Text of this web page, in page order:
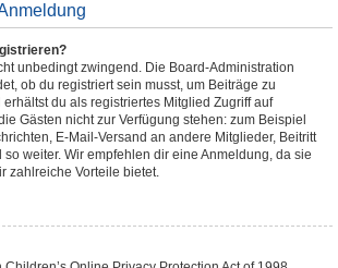
unbedingt zwingend. Die Board-Administration
ob du registriert sein musst, um Beiträge zu
du als registriertes Mitglied Zugriff auf
Gästen nicht zur Verfügung stehen: zum Beispiel
E-Mail-Versand an andere Mitglieder, Beitritt
weiter. Wir empfehlen dir eine Anmeldung, da sie
zahlreiche Vorteile bietet.